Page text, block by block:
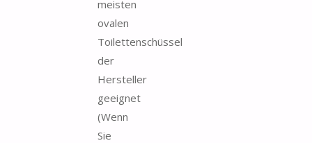
meisten
ovalen
Toilettenschüssel
der
Hersteller
geeignet
(Wenn
Sie